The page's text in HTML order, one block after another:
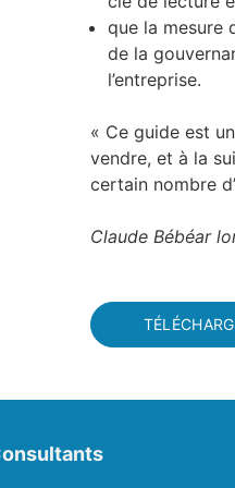
que la mesure
de la
l’entreprise.
« Ce guide est
vendre, et à la
certain nombre
Claude Bébéar